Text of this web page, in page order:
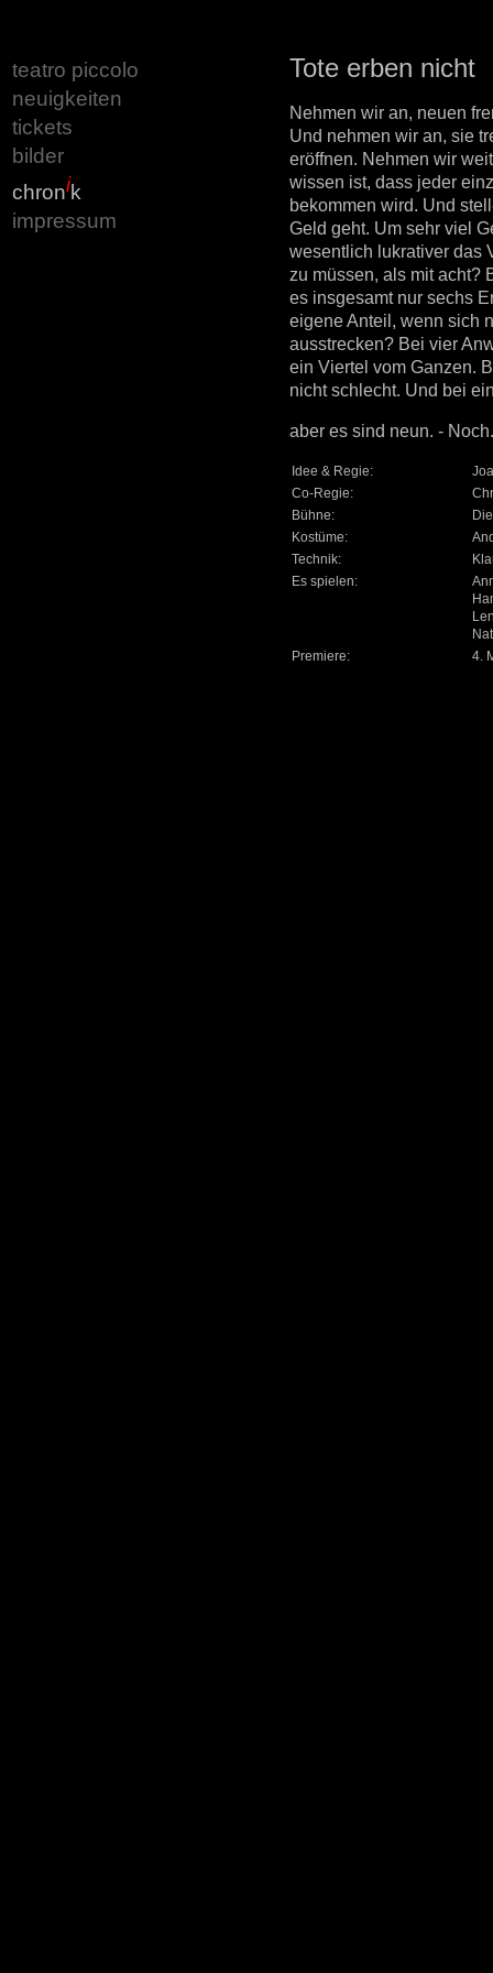
teatro piccolo
neuigkeiten
tickets
bilder
chronik
impressum
Tote erben nicht
Nehmen wir an, neuen
Und nehmen wir an, sie
eröffnen. Nehmen wir
wissen ist, dass jeder
bekommen wird. Und
Geld geht. Um sehr viel
wesentlich lukrativer das
zu müssen, als mit acht?
es insgesamt nur sechs
eigene Anteil, wenn sich
ausstrecken? Bei vier
ein Viertel vom Ganzen.
nicht schlecht. Und bei
aber es sind neun. -
Idee & Regie:
Co-Regie:
Bühne:
Kostüme:
Technik:
Es spielen:
Premiere:
4.